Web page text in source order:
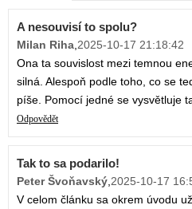
A nesouvisí to spolu?
Milan Riha 2025-10-17 21:18:42
Ona ta souvislost mezi temnou
silná. Alespoň podle toho, co se
píše. Pomocí jedné se vysvětluje
Odpovědět
Tak to sa podarilo!
Peter Švoňavský 2025-10-17
V celom článku sa okrem úvodu